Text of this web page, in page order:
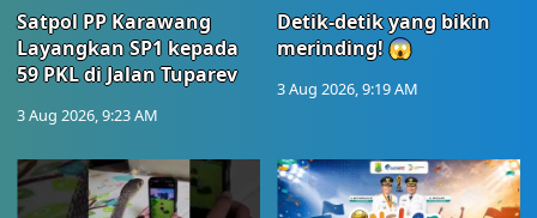
Satpol PP Karawang
Layangkan SP1 kepada
59 PKL di Jalan Tuparev
3 Aug 2026, 9:23 AM
Detik-detik yang bikin
merinding! 😱
3 Aug 2026, 9:19 AM